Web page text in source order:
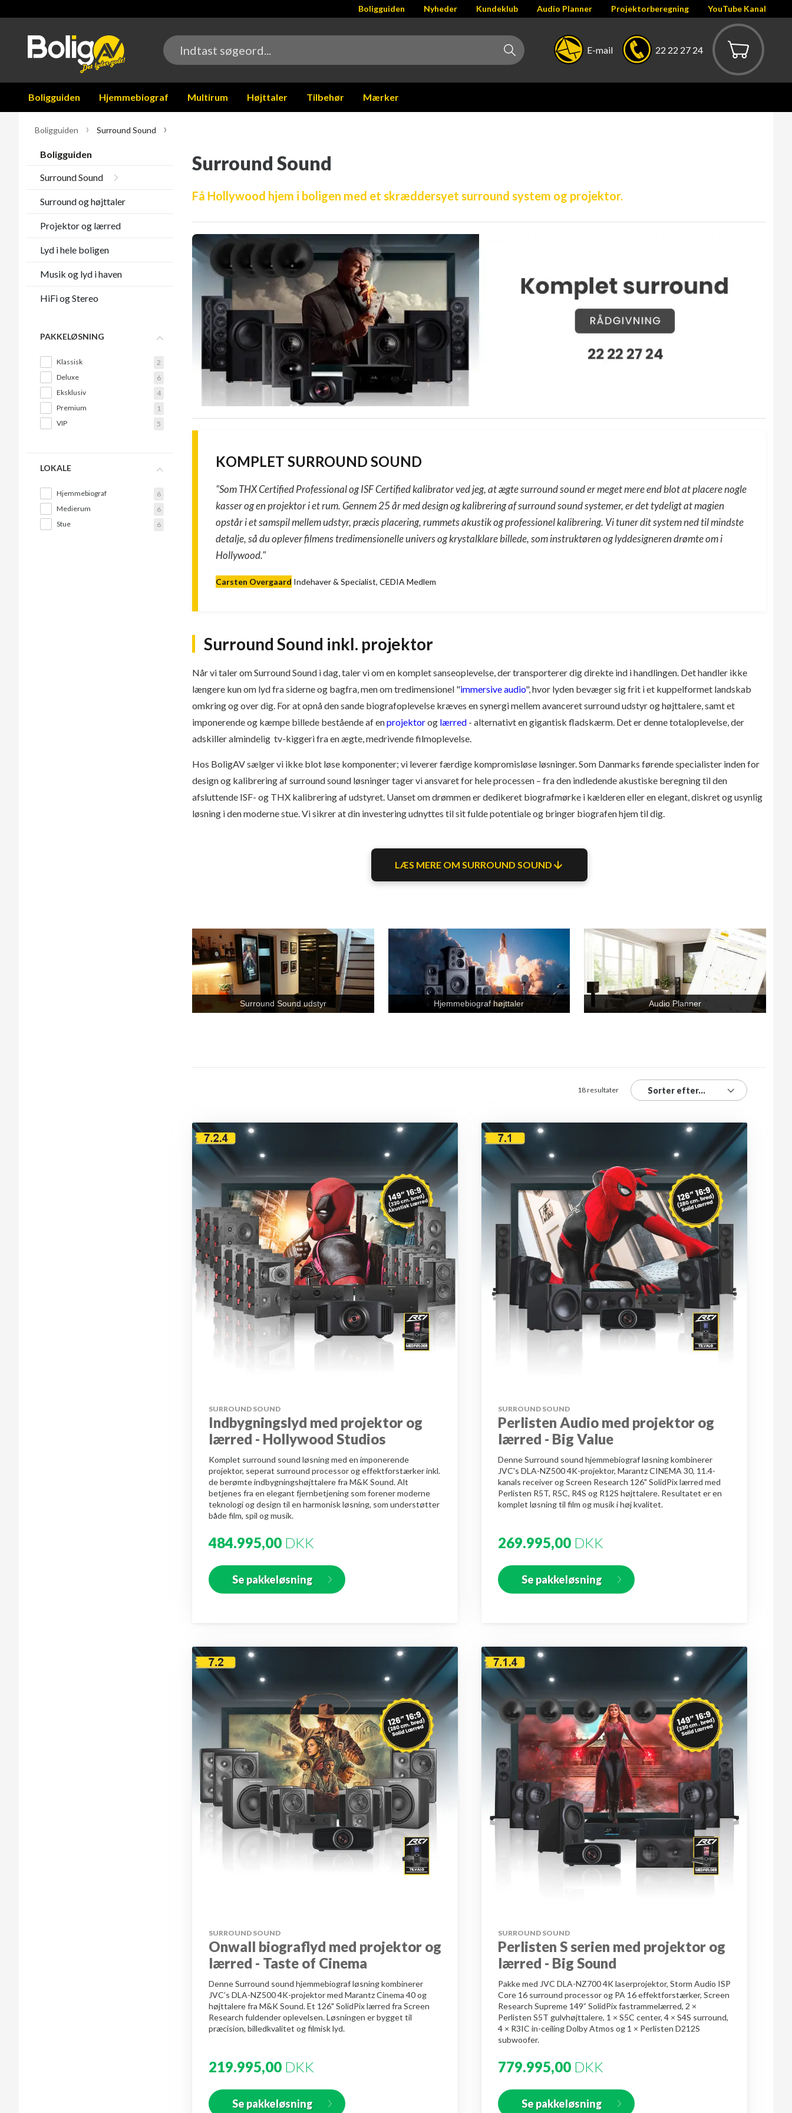
Boligguiden Nyheder Kundeklub Audio Planner Projektorberegning YouTube Kanal
22 22 27 24
E-mail
Boligguiden Hjemmebiograf Multirum Højttaler Tilbehør Mærker
Boligguiden
Surround Sound
Surround og højttaler
Projektor og lærred
Lyd i hele boligen
Musik og lyd i haven
HiFi og Stereo
Boligguiden Surround Sound
Surround Sound
Få Hollywood hjem i boligen med et skræddersyet surround system og projektor.
KOMPLET SURROUND SOUND
"Som THX Certified Professional og ISF Certified kalibrator ved jeg, at ægte surround sound er meget mere end blot at placere nogle
kasser og en projektor i et rum. Gennem 25 år med design og kalibrering af surround sound systemer, er det tydeligt at magien
opstår i et samspil mellem udstyr, præcis placering, rummets akustik og professionel kalibrering. Vi tuner dit system ned til mindste
detalje, så du oplever filmens tredimensionelle univers og krystalklare billede, som instruktøren og lyddesigneren drømte om i
Hollywood."
Carsten Overgaard Indehaver & Specialist, CEDIA Medlem
Surround Sound inkl. projektor
Når vi taler om Surround Sound i dag, taler vi om en komplet sanseoplevelse, der transporterer dig direkte ind i handlingen. Det handler ikke
længere kun om lyd fra siderne og bagfra, men om tredimensionel "immersive audio", hvor lyden bevæger sig frit i et kuppelformet landskab
omkring og over dig. For at opnå den sande biografoplevelse kræves en synergi mellem avanceret surround udstyr og højttalere, samt et
imponerende og kæmpe billede bestående af enprojektorog lærred - alternativt en gigantisk fladskærm. Det er denne totaloplevelse, der
adskiller almindelig tv-kiggeri fra en ægte, medrivende filmoplevelse.
Hos BoligAV sælger vi ikke blot løse komponenter; vi leverer færdige kompromisløse løsninger. Som Danmarks førende specialister inden for
design og kalibrering af surround sound løsninger tager vi ansvaret for hele processen – fra den indledende akustiske beregning til den
afsluttende ISF- og THX kalibrering af udstyret. Uanset om drømmen er dedikeret biografmørke i kælderen eller en elegant, diskret og usynlig
løsning i den moderne stue. Vi sikrer at din investering udnyttes til sit fulde potentiale og bringer biografen hjem til dig.
LÆS MERE OM SURROUND SOUND
Surround Sound udstyr Hjemmebiograf højttaler Audio Planner
Sorter efter...
18 resultater
SURROUND SOUND
Indbygningslyd med projektor og
lærred - Hollywood Studios
Komplet surround sound løsning med en imponerende
projektor, seperat surround processor og effektforstærker inkl.
de berømte indbygningshøjttalere fra M&K Sound. Alt
betjenes fra en elegant fjernbetjening som forener moderne
teknologi og design til en harmonisk løsning, som understøtter
både film, spil og musik.
484.995,00 DKK
Se pakkeløsning
SURROUND SOUND
Perlisten Audio med projektor og
lærred - Big Value
Denne Surround sound hjemmebiograf løsning kombinerer
JVC's DLA-NZ500 4K-projektor, Marantz CINEMA 30, 11.4-
kanals receiver og Screen Research 126" SolidPix lærred med
Perlisten R5T, R5C, R4S og R12S højttalere. Resultatet er en
komplet løsning til film og musik i høj kvalitet.
269.995,00 DKK
Se pakkeløsning
SURROUND SOUND
Onwall biograflyd med projektor og
lærred - Taste of Cinema
Denne Surround sound hjemmebiograf løsning kombinerer
JVC’s DLA-NZ500 4K-projektor med Marantz Cinema 40 og
højttalere fra M&K Sound. Et 126" SolidPix lærred fra Screen
Research fuldender oplevelsen. Løsningen er bygget til
præcision, billedkvalitet og filmisk lyd.
219.995,00 DKK
Se pakkeløsning
SURROUND SOUND
Perlisten S serien med projektor og
lærred - Big Sound
Pakke med JVC DLA-NZ700 4K laserprojektor, Storm Audio ISP
Core 16 surround processor og PA 16 effektforstærker, Screen
Research Supreme 149” SolidPix fastrammelærred, 2 ×
Perlisten S5T gulvhøjttalere, 1 × S5C center, 4 × S4S surround,
4 × R3IC in-ceiling Dolby Atmos og 1 × Perlisten D212S
subwoofer.
779.995,00 DKK
Se pakkeløsning
PAKKELØSNING
Klassisk
2
Deluxe
6
Eksklusiv
4
Premium
1
VIP
5
LOKALE
Hjemmebiograf
6
Medierum
6
Stue
6